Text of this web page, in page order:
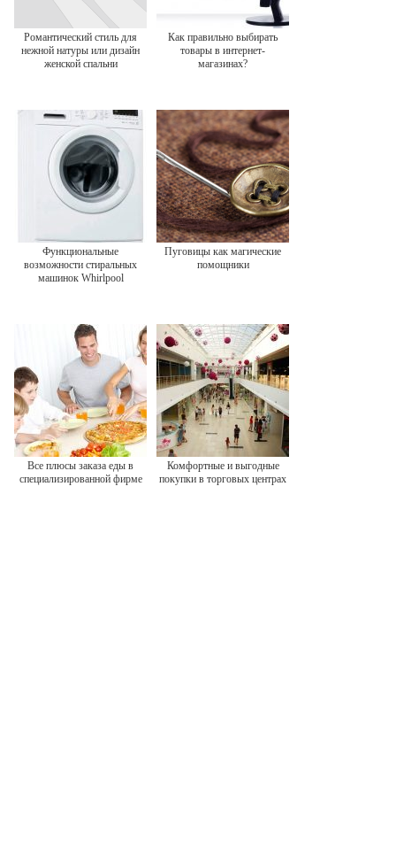
Романтический стиль для
нежной натуры или дизайн
женской спальни
Как правильно выбирать
товары в интернет-
магазинах?
Функциональные
возможности стиральных
машинок Whirlpool
Пуговицы как магические
помощники
Все плюсы заказа еды в
специализированной фирме
Комфортные и выгодные
покупки в торговых центрах